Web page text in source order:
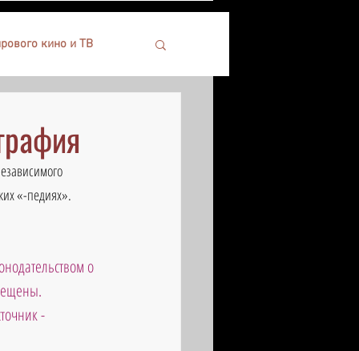
кино и ТВ
«-педиях».
о
-